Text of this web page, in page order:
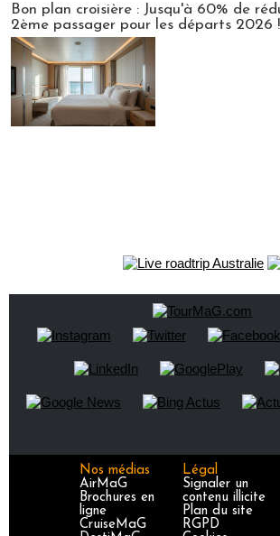
Bon plan croisière : Jusqu'à 60% de
2ème passager pour les départs 2026 !
Nos médias
AirMaG
Brochures en
ligne
CruiseMaG
Légal
Signaler un
contenu illicite
Plan du site
RGPD